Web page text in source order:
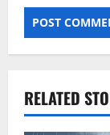
RELATED